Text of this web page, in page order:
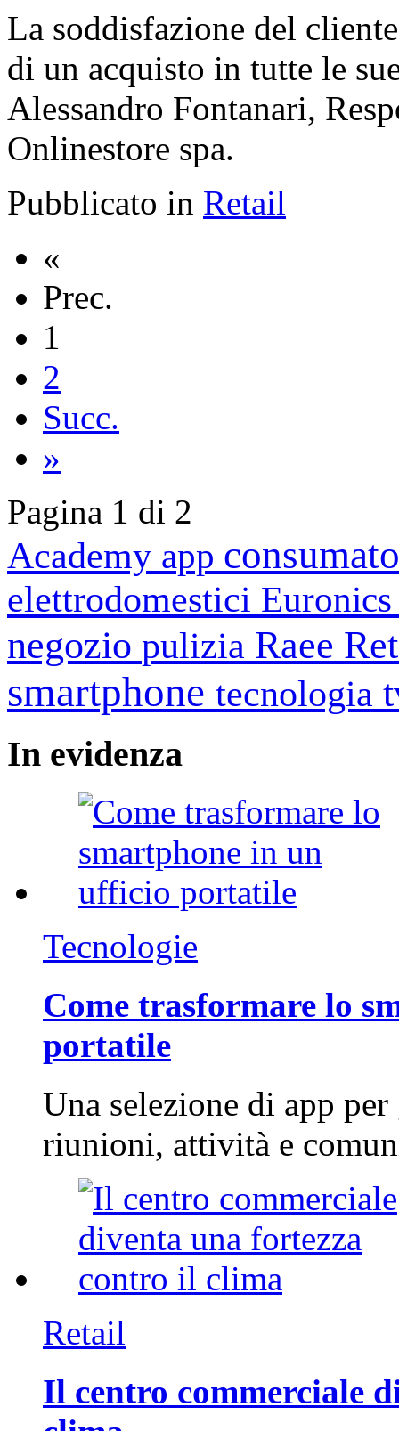
La soddisfazione del
di un acquisto in tutte le
Alessandro Fontanari,
Onlinestore spa.
Pubblicato in Retail
«
Prec.
1
2
Succ.
»
Pagina 1 di 2
Academy app
elettrodomestici
negozio pulizia Raee
smartphone tecnologia
In evidenza
Tecnologie
Come trasformare lo
portatile
Una selezione di app
riunioni, attività e
Retail
Il centro commerciale